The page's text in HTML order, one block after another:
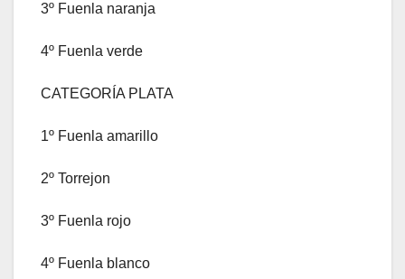
3º Fuenla naranja
4º Fuenla verde
CATEGORÍA PLATA
1º Fuenla amarillo
2º Torrejon
3º Fuenla rojo
4º Fuenla blanco